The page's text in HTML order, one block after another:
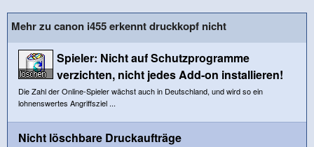
Mehr zu canon i455 erkennt druckkopf nicht
Spieler: Nicht auf Schutzprogramme
verzichten, nicht jedes Add-on installieren!
Die Zahl der Online-Spieler wächst auch in Deutschland, und wird so ein
lohnenswertes Angriffsziel ...
Nicht löschbare Druckaufträge